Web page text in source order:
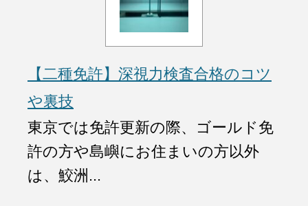
【二種免許】深視力検査合格のコツ
や裏技
東京では免許更新の際、ゴールド免
許の方や島嶼にお住まいの方以外
は、鮫洲...